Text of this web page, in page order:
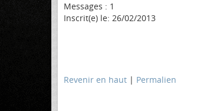
Messages : 1
Inscrit(e) le: 26/02/2013
Revenir en haut | Permalien